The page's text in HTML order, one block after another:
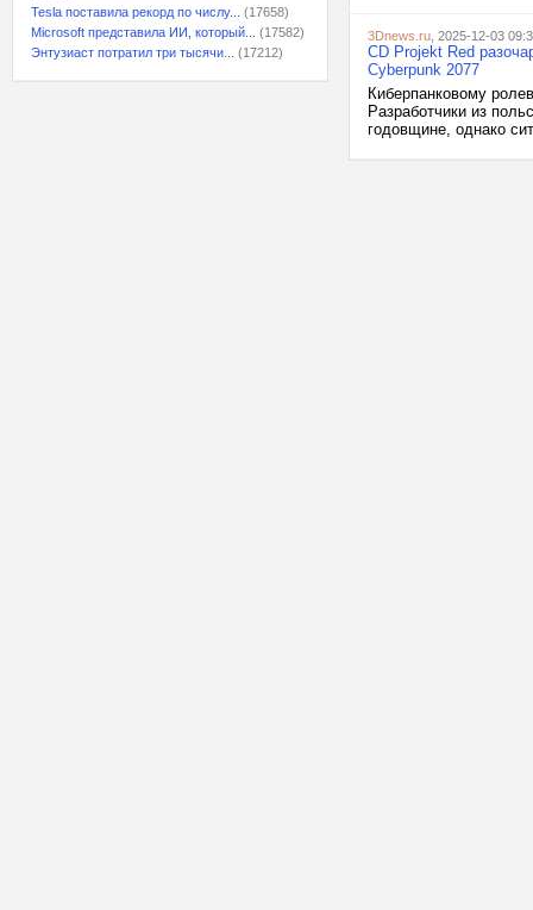
Tesla поставила рекорд по числу...
(17658)
Microsoft представила ИИ, который...
(17582)
Энтузиаст потратил три тысячи...
(17212)
3Dnews.ru , 2025-12-03
CD Projekt Red
Cyberpunk 2077
Киберпанковому
Разработчики из
годовщине, однако